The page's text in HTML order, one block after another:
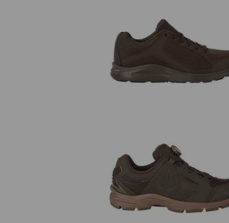
e.s. O1 Chaussures
O1 Chaussures de travail e.s.